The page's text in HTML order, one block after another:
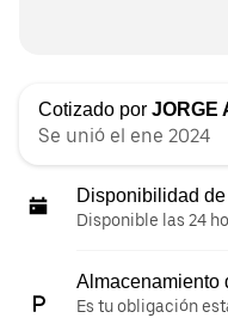
Cotizado por JORGE
Se unió el ene 2024
Disponibilidad
Disponible las 24
Almacenamiento
Es tu obligación